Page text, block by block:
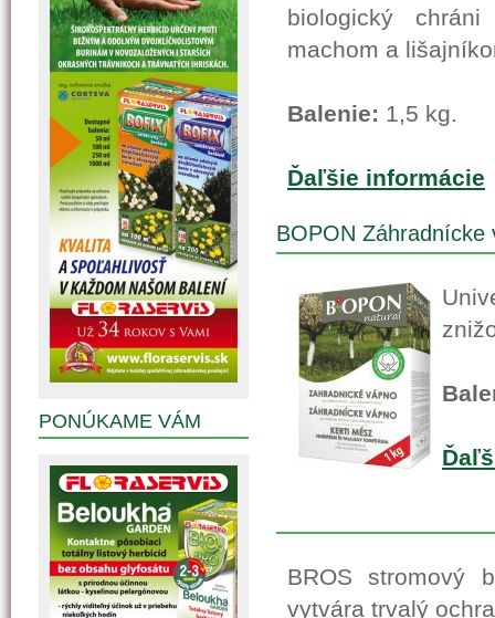
biologický
machom a
Balenie: 1,5 kg.
Ďaľšie informácie
BOPON Záhradnícke
BROS stromový
vytvára trvalý
PONÚKAME VÁM